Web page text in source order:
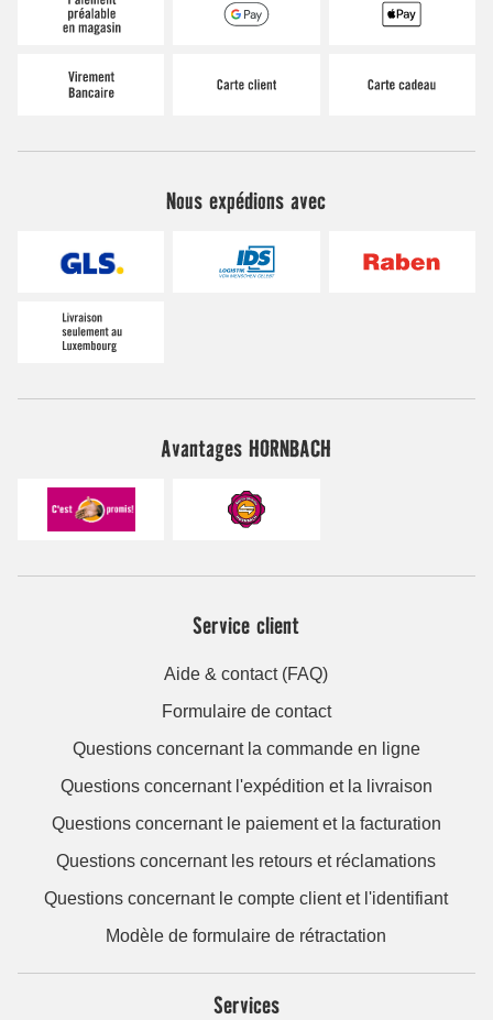
Nous expédions avec
Avantages HORNBACH
Service client
Aide & contact (FAQ)
Formulaire de contact
Questions concernant la commande en ligne
Questions concernant l'expédition et la livraison
Questions concernant le paiement et la facturation
Questions concernant les retours et réclamations
Questions concernant le compte client et l'identifiant
Modèle de formulaire de rétractation
Services